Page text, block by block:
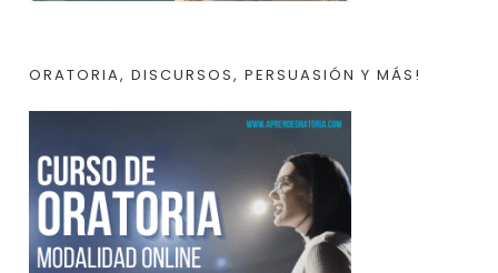
ORATORIA, DISCURSOS, PERSUASIÓN Y MÁS!